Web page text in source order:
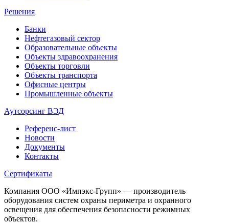
Решения
Банки
Нефтегазовый сектор
Образовательные объекты
Объекты здравоохранения
Объекты торговли
Объекты транспорта
Офисные центры
Промышленные объекты
Аутсорсинг ВЭД
Референс-лист
Новости
Документы
Контакты
Сертификаты
Компания ООО «Импэкс-Групп» — производитель
оборудования систем охраны периметра и охранного
освещения для обеспечения безопасности режимных
объектов.